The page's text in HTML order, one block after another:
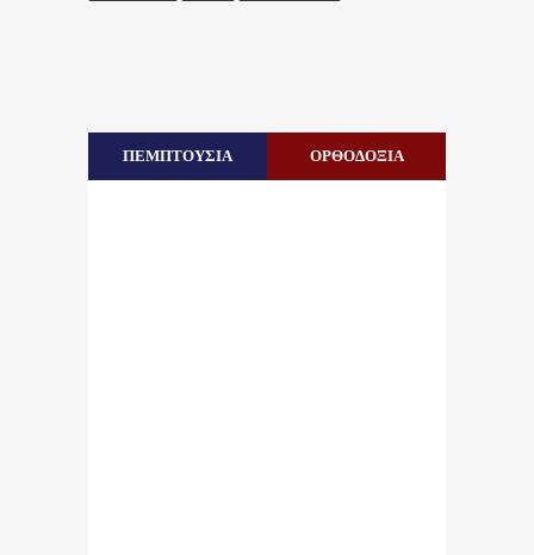
ΠΕΜΠΤΟΥΣΙΑ ΟΡΘΟΔΟΞΙΑ